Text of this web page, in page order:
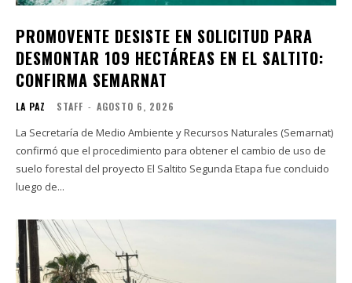
PROMOVENTE DESISTE EN SOLICITUD PARA
DESMONTAR 109 HECTÁREAS EN EL SALTITO:
CONFIRMA SEMARNAT
LA PAZ STAFF - AGOSTO 6, 2026
La Secretaría de Medio Ambiente y Recursos Naturales (Semarnat)
confirmó que el procedimiento para obtener el cambio de uso de
suelo forestal del proyecto El Saltito Segunda Etapa fue concluido
luego de...